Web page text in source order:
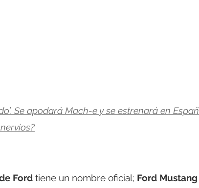
Se apodará Mach-e y se estrenará en
Ford tiene un nombre oficial; Ford Mustang